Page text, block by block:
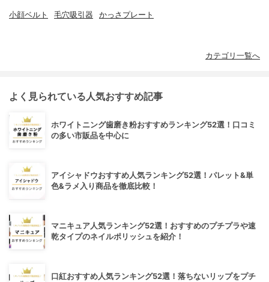
小顔ベルト 毛穴吸引器 かっさプレート
カテゴリ一覧へ
よく見られている人気おすすめ記事
ホワイトニング歯磨き粉おすすめランキング52選！口コミ
の多い市販品を中心に
アイシャドウおすすめ人気ランキング52選！パレット&単
色&ラメ入り商品を徹底比較！
マニキュア人気ランキング52選！おすすめのプチプラや速
乾タイプのネイルポリッシュを紹介！
口紅おすすめ人気ランキング52選！落ちないリップをプチ